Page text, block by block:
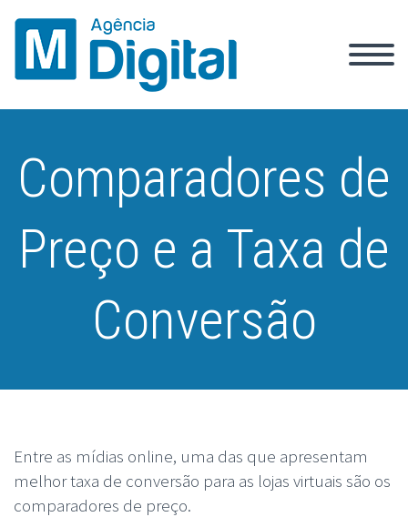
Comparadores de
Preço e a Taxa de
Conversão
Entre as mídias online, uma das que apresentam
melhor taxa de conversão para as lojas virtuais são os
comparadores de preço.